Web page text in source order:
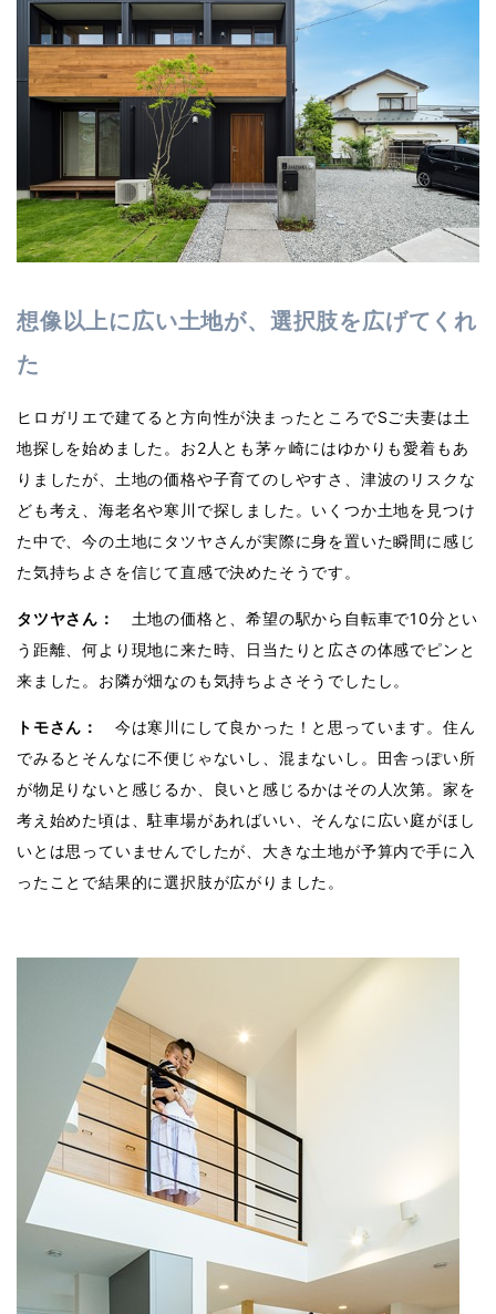
想像以上に広い土地が、選択肢を広げてくれ
た
ヒロガリエで建てると方向性が決まったところでSご夫妻は土
地探しを始めました。お2人とも茅ヶ崎にはゆかりも愛着もあ
りましたが、土地の価格や子育てのしやすさ、津波のリスクな
ども考え、海老名や寒川で探しました。いくつか土地を見つけ
た中で、今の土地にタツヤさんが実際に身を置いた瞬間に感じ
た気持ちよさを信じて直感で決めたそうです。
タツヤさん：
土地の価格と、希望の駅から自転車で10分とい
う距離、何より現地に来た時、日当たりと広さの体感でピンと
来ました。お隣が畑なのも気持ちよさそうでしたし。
トモさん：
今は寒川にして良かった！と思っています。住ん
でみるとそんなに不便じゃないし、混まないし。田舎っぽい所
が物足りないと感じるか、良いと感じるかはその人次第。家を
考え始めた頃は、駐車場があればいい、そんなに広い庭がほし
いとは思っていませんでしたが、大きな土地が予算内で手に入
ったことで結果的に選択肢が広がりました。